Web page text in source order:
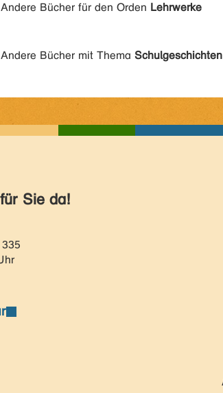
Andere Bücher für den Orden Lehrwerke
Andere Bücher mit Thema Schulgeschichten